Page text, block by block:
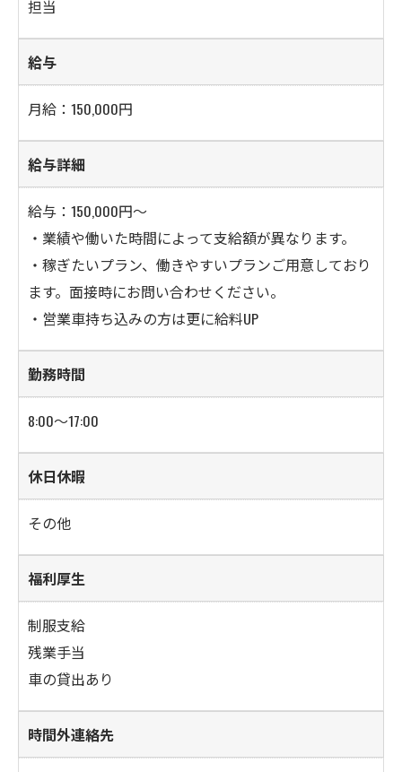
担当
給与
月給：150,000円
給与詳細
給与：150,000円～
・業績や働いた時間によって支給額が異なります。
・稼ぎたいプラン、働きやすいプランご用意しており
ます。面接時にお問い合わせください。
・営業車持ち込みの方は更に給料UP
勤務時間
8:00～17:00
休日休暇
その他
福利厚生
制服支給
残業手当
車の貸出あり
時間外連絡先
お問い合わせ・ご相談はこちら